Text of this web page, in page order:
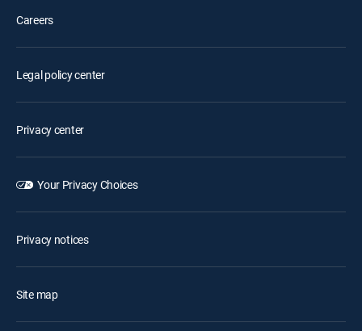
Careers
Legal policy center
Privacy center
Your Privacy Choices
Privacy notices
Site map